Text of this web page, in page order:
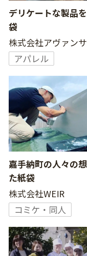
デリケートな製品
袋
株式会社アヴァンサ
アパレル
嘉手納町の人々の
た紙袋
株式会社WEIR
コミケ・同人